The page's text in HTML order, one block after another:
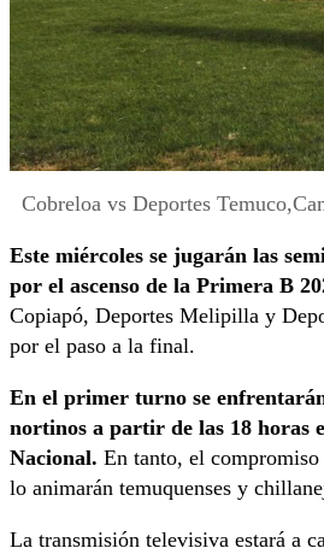
Cobreloa vs Deportes
Este miércoles se jugarán las
por el ascenso de la Primera B
Copiapó, Deportes Melipilla y
por el paso a la final.
En el primer turno se
nortinos a partir de las 18 horas
Nacional. En tanto, el
lo animarán temuquenses y
La transmisión televisiva estará a